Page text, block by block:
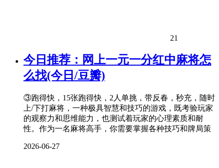
21
今日推荐：网上一元一分红中麻将怎
么找(今日/豆瓣)
③跑得快，15张跑得快，2人单挑，带反春，秒充，随时
上/下打麻将，一种极具智慧和技巧的游戏，既考验玩家
的观察力和思维能力，也测试着玩家的心理素质和耐
性。作为一名麻将高手，你需要掌握各种技巧和牌局策
2026-06-27